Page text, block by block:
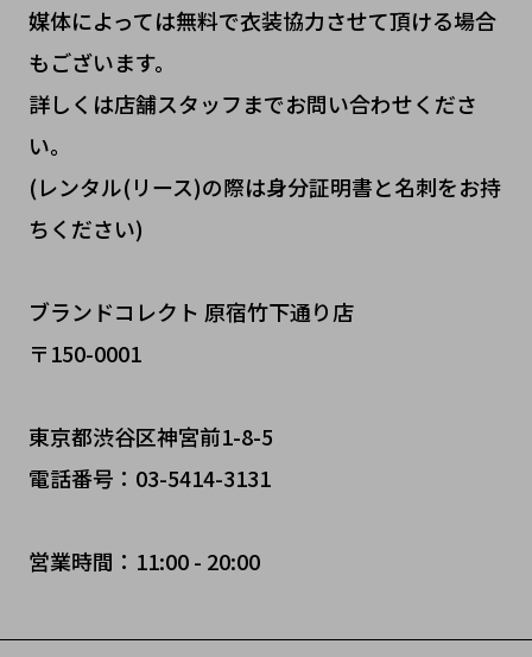
媒体によっては無料で衣装協力させて頂ける場合
もございます。
詳しくは店舗スタッフまでお問い合わせくださ
い。
(レンタル(リース)の際は身分証明書と名刺をお持
ちください)
ブランドコレクト 原宿竹下通り店
〒150-0001
東京都渋谷区神宮前1-8-5
電話番号：03-5414-3131
営業時間：11:00 - 20:00